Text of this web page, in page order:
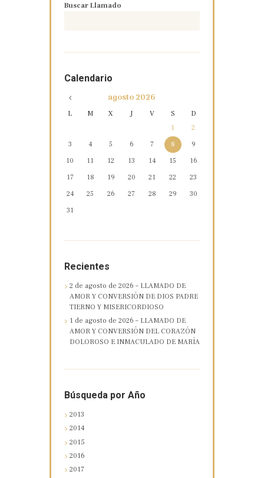
Buscar Llamado
Calendario
agosto2026
L M X J V S
D
1
2
3
4 5 6 7 8
9
10
11 12 13 14 15
16
17
18 19 20 21 22
23
24
25 26 27 28 29
30
31
Recientes
2 de agosto de 2026 – LLAMADO DE
AMOR Y CONVERSIÓN DE DIOS PADRE
TIERNO Y MISERICORDIOSO
1 de agosto de 2026 – LLAMADO DE
AMOR Y CONVERSIÓN DEL CORAZÓN
DOLOROSO E INMACULADO DE MARÍA
Búsqueda por Año
2013
2014
2015
2016
2017